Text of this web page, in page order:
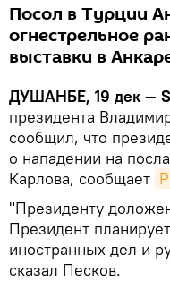
Посол в Турции
огнестрельное
выставки в
ДУШАНБЕ, 19 дек —
президента
сообщил, что
о нападении на
Карлова, сообщает
"Президенту
Президент
иностранных дел и
сказал Песков.